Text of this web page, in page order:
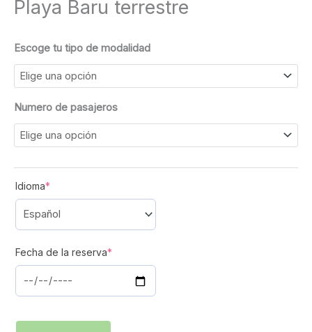
Playa Baru terrestre
Escoge tu tipo de modalidad
Numero de pasajeros
Idioma*
Fecha de la reserva*